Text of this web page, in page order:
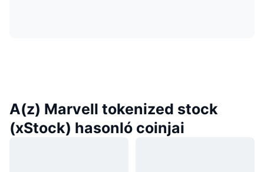
A(z) Marvell tokenized stock
(xStock) hasonló coinjai